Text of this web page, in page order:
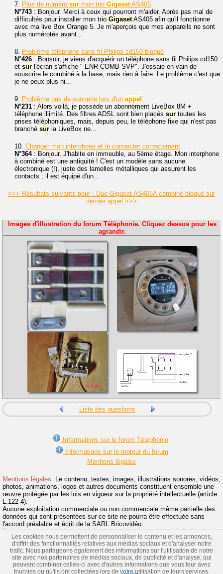
Vidéos|Dossiers & Schémas|Fiches| Toute la téléphonie|
Test de connexion Internet|Liste des FAI
7. Plus de numéro sur mon trio GigasetAS405
N°743 : Bonjour. Merci à ceux qui pourront m'aider. Après pas mal de
difficultés pour installer mon trio GigasetAS405 afin qu'il fonctionne
avec ma live Box Orange 5. Je m'aperçois que mes appareils ne sont
plus numérotés avant...
8. Problème téléphone sans fil Philips cd150 bloqué
N°426 : Bonsoir, je viens d'acquérir un téléphone sans fil Philips cd150
et sur l'écran s'affiche " ENR COMB SVP". J'essaie en vain de
souscrire le combiné à la base, mais rien à faire. Le problème c'est que
je ne peux plus ni...
9. Problème pas de sonnerie lors d'un appel
N°231 : Alors voilà, je possède un abonnement LiveBox 8M +
téléphone illimité. Des filtres ADSL sont bien placés sur toutes les
prises téléphoniques, mais, depuis peu, le téléphone fixe qui n'est pas
branché sur la LiveBox ne...
10. Changer mon interphone et le connecter correctement
N°364: Bonjour, J'habite en immeuble, au 5ème étage. Mon interphone
à combiné est une antiquité ! C'est un modèle sans aucune
électronique (!), juste des lamelles métalliques qui assurent les
contacts ; il est équipé d'un...
>>> Résultats suivants pour : Duo Gigaset AS405A combiné bloqué sur
dernier appel >>>
Images d'illustration du forum Téléphonie. Cliquez dessus pour les
agrandir.
Liste des questions
Informations sur le forum Téléphonie
Informations sur le moteur du forum
Mentions légales
Mentions légales : Le contenu, textes, images, illustrations sonores, vidéos,
photos, animations, logos et autres documents constituent ensemble une
œuvre protégée par les lois en vigueur sur la propriété intellectuelle (article
L.122-4).
Aucune exploitation commerciale ou non commerciale même partielle des
données qui sont présentées sur ce site ne pourra être effectuée sans
l'accord préalable et écrit de la SARL Bricovidéo.
Toute reproduction même partielle du contenu de ce site et de l'utilisation
de la marque Bricovidéo sans autorisation sont interdites et donneront suite
à des poursuites.>> Lire la suite
Les cookies nous permettent de personnaliser le contenu et les annonces,
d'offrir des fonctionnalités relatives aux médias sociaux et d'analyser notre
trafic. Nous partageons également des informations sur l'utilisation de notre
site avec nos partenaires de médias sociaux, de publicité et d'analyse, qui
peuvent combiner celles-ci avec d'autres informations que vous leur avez
fournies ou qu'ils ont collectées lors de votre utilisation de leurs services.